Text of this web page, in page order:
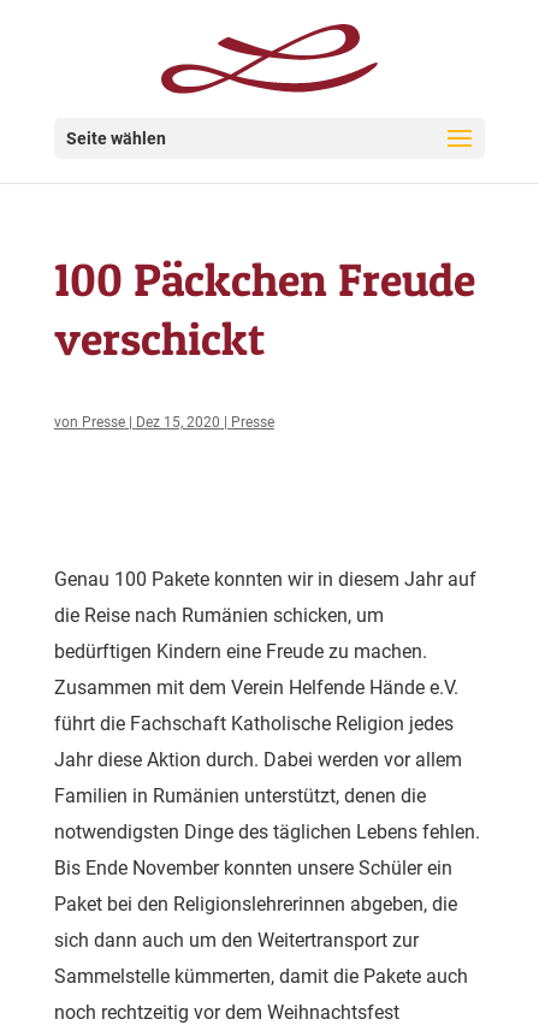
Seite wählen
100 Päckchen Freude
verschickt
von Presse| Dez 15, 2020 Presse
Genau 100 Pakete konnten wir in diesem Jahr auf
die Reise nach Rumänien schicken, um
bedürftigen Kindern eine Freude zu machen.
Zusammen mit dem Verein Helfende Hände e.V.
führt die Fachschaft Katholische Religion jedes
Jahr diese Aktion durch. Dabei werden vor allem
Familien in Rumänien unterstützt, denen die
notwendigsten Dinge des täglichen Lebens fehlen.
Bis Ende November konnten unsere Schüler ein
Paket bei den Religionslehrerinnen abgeben, die
sich dann auch um den Weitertransport zur
Sammelstelle kümmerten, damit die Pakete auch
noch rechtzeitig vor dem Weihnachtsfest